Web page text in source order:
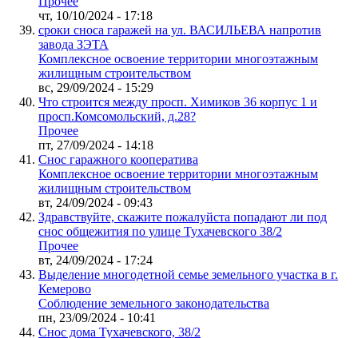
чт, 10/10/2024 - 17:18
сроки сноса гаражей на ул. ВАСИЛЬЕВА напротив
завода ЗЭТА
Комплексное освоение территории многоэтажным
жилищным строительством
вс, 29/09/2024 - 15:29
Что строится между просп. Химиков 36 корпус 1 и
просп.Комсомольский, д.28?
Прочее
пт, 27/09/2024 - 14:18
Снос гаражного кооператива
Комплексное освоение территории многоэтажным
жилищным строительством
вт, 24/09/2024 - 09:43
Здравствуйте, скажите пожалуйста попадают ли под
снос общежития по улице Тухачевского 38/2
Прочее
вт, 24/09/2024 - 17:24
Выделение многодетной семье земельного участка в г.
Кемерово
Соблюдение земельного законодательства
пн, 23/09/2024 - 10:41
Снос дома Тухачевского, 38/2